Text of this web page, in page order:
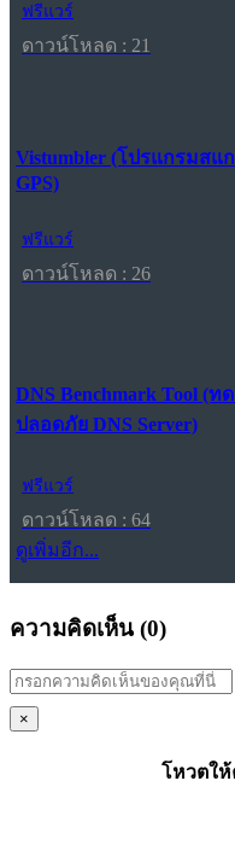
ฟรีแวร์
ดาวน์โหลด : 21
Vistumbler (โปรแกรมสแ
GPS)
ฟรีแวร์
ดาวน์โหลด : 26
DNS Benchmark Tool (
ปลอดภัย DNS Server)
ฟรีแวร์
ดาวน์โหลด : 64
ดูเพิ่มอีก...
ความคิดเห็น (0)
×
โหวตใ